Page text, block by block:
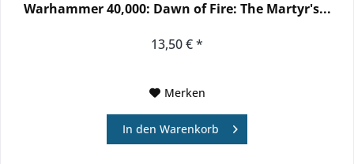
Warhammer 40,000: Dawn of Fire: The Martyr's...
13,50 € *
Merken
In den Warenkorb